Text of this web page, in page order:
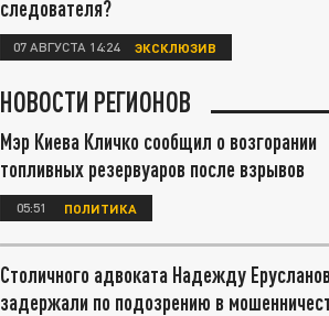
следователя?
07 АВГУСТА 14:24 ЭКСКЛЮЗИВ
НОВОСТИ РЕГИОНОВ
Мэр Киева Кличко сообщил о возгорании
топливных резервуаров после взрывов
05:51 ПОЛИТИКА
Столичного адвоката Надежду
задержали по подозрению в